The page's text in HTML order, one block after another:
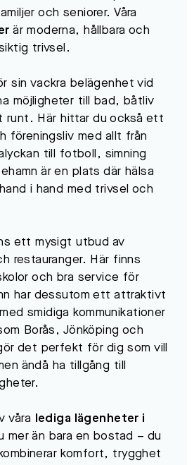
och seniorer. Våra
är moderna, hållbara och
trivsel.
sin vackra belägenhet vid
möjligheter till bad, båtliv
runt. Här hittar du också ett
föreningsliv med allt från
till fotboll, simning
är en plats där hälsa
i hand med trivsel och
ett mysigt utbud av
restauranger. Här finns
och bra service för
har dessutom ett attraktivt
smidiga kommunikationer
Borås, Jönköping och
det perfekt för dig som vill
ändå ha tillgång till
våra
lediga lägenheter i
mer än bara en bostad – du
komfort, trygghet